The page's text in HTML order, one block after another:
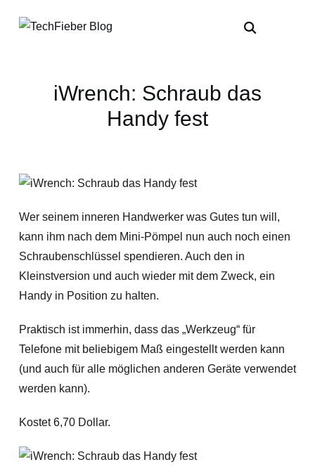
iWrench: Schraub das
Handy fest
Wer seinem inneren Handwerker was Gutes tun will,
kann ihm nach dem Mini-Pömpel nun auch noch einen
Schraubenschlüssel spendieren. Auch den in
Kleinstversion und auch wieder mit dem Zweck, ein
Handy in Position zu halten.
Praktisch ist immerhin, dass das „Werkzeug“ für
Telefone mit beliebigem Maß eingestellt werden kann
(und auch für alle möglichen anderen Geräte verwendet
werden kann).
Kostet 6,70 Dollar.